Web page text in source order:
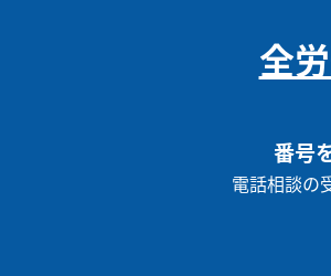
全
番号
電話相談の